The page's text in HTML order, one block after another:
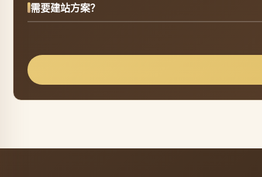
需要建站方案？